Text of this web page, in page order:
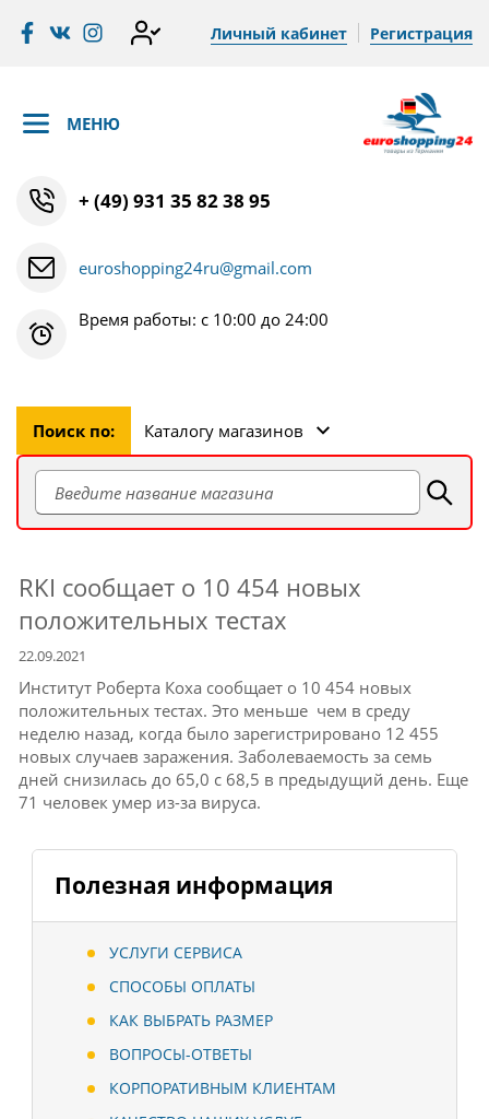
Личный кабинет Регистрация
МЕНЮ
+ (49) 931 35 82 38 95
euroshopping24ru@gmail.com
Время работы: с 10:00 до 24:00
Поиск по: Каталогу магазинов
Полезная информация
УСЛУГИ СЕРВИСА
СПОСОБЫ ОПЛАТЫ
КАК ВЫБРАТЬ РАЗМЕР
ВОПРОСЫ-ОТВЕТЫ
КОРПОРАТИВНЫМ КЛИЕНТАМ
RKI сообщает о 10 454 новых
положительных тестах
22.09.2021
Институт Роберта Коха сообщает о 10 454 новых
положительных тестах. Это меньше чем в среду
неделю назад, когда было зарегистрировано 12 455
новых случаев заражения. Заболеваемость за семь
дней снизилась до 65,0 с 68,5 в предыдущий день. Еще
71 человек умер из-за вируса.